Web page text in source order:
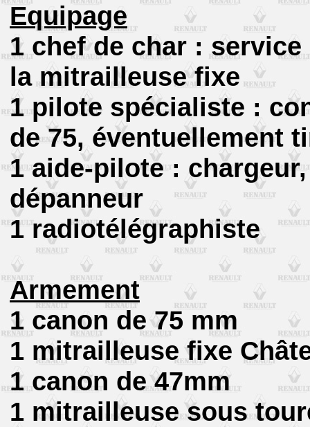
Equipage
1 chef de char :
la mitrailleuse fixe
1 pilote spécialiste :
de 75, éventuellement
1 aide-pilote :
dépanneur
1 radiotélégraphiste
Armement
1 canon de 75 mm
1 mitrailleuse fixe
1 canon de 47mm
1 mitrailleuse sous